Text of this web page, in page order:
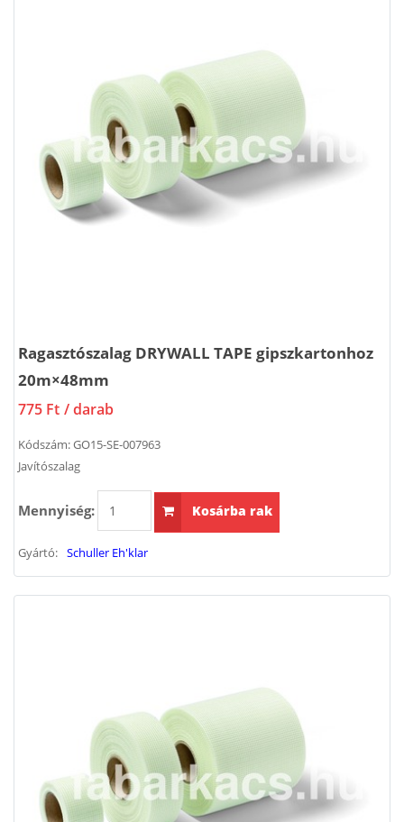
Ragasztószalag DRYWALL TAPE gipszkartonhoz
20m×48mm
775 Ft / darab
Kódszám:GO15-SE-007963
Javítószalag
Mennyiség: Kosárba rak
Gyártó: Schuller Eh'klar